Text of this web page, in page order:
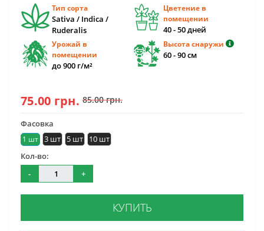
Тип сорта
Sativa / Indica /
Ruderalis
Цветение в
помещении
40 - 50 дней
Урожай в
помещении
до 900 г/м²
Высота снаружи
60 - 90 см
75.00 грн. 85.00 грн.
Фасовка
1 шт 3 шт 5 шт
10 шт
Кол-во:
-
+
КУПИТЬ